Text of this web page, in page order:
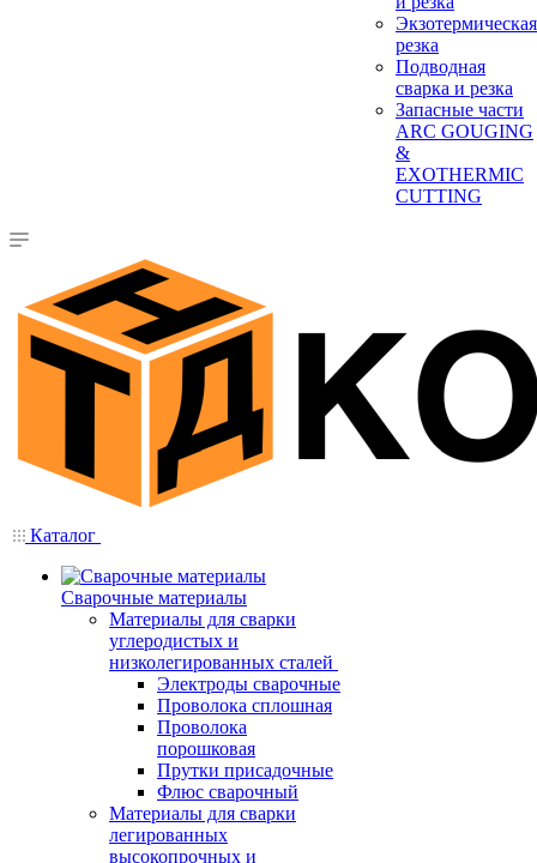
Экзотермическая
резка
Подводная
сварка и резка
Запасные части
ARC GOUGING
&
EXOTHERMIC
CUTTING
Каталог
Сварочные материалы
Материалы для сварки
углеродистых и
низколегированных сталей
Электроды сварочные
Проволока сплошная
Проволока
порошковая
Прутки присадочные
Флюс сварочный
Материалы для сварки
легированных
высокопрочных и